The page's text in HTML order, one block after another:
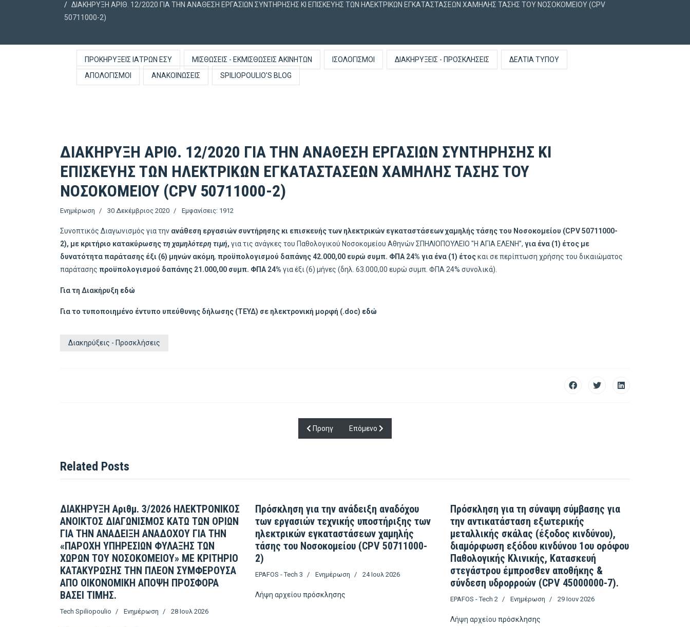
ΔΙΑΚΗΡΥΞΗ ΑΡΙΘ. 12/2020 ΓΙΑ ΤΗΝ ΑΝΑΘΕΣΗ ΕΡΓΑΣΙΩΝ ΣΥΝΤΗΡΗΣΗΣ ΚΙ ΕΠΙΣΚΕΥΗΣ ΤΩΝ ΗΛΕΚΤΡΙΚΩΝ ΕΓΚΑΤΑΣΤΑΣΕΩΝ ΧΑΜΗΛΗΣ ΤΑΣΗΣ ΤΟΥ ΝΟΣΟΚΟΜΕΙΟΥ (CPV
50711000-2)
ΠΡΟΚΗΡΎΞΕΙΣ ΙΑΤΡΏΝ ΕΣΥ ΜΙΣΘΏΣΕΙΣ - ΕΚΜΙΣΘΏΣΕΙΣ ΑΚΙΝΉΤΩΝ ΙΣΟΛΟΓΙΣΜΟΊ ΔΙΑΚΗΡΎΞΕΙΣ - ΠΡΟΣΚΛΉΣΕΙΣ
ΔΕΛΤΊΑ ΤΎΠΟΥ
ΑΠΟΛΟΓΙΣΜΟΊ
ΑΝΑΚΟΙΝΏΣΕΙΣ SPILIOPOULIO’S BLOG
ΔΙΑΚΗΡΥΞΗ ΑΡΙΘ. 12/2020 ΓΙΑ ΤΗΝ ΑΝΑΘΕΣΗ ΕΡΓΑΣΙΩΝ ΣΥΝΤΗΡΗΣΗΣ ΚΙ
ΕΠΙΣΚΕΥΗΣ ΤΩΝ ΗΛΕΚΤΡΙΚΩΝ ΕΓΚΑΤΑΣΤΑΣΕΩΝ ΧΑΜΗΛΗΣ ΤΑΣΗΣ ΤΟΥ
ΝΟΣΟΚΟΜΕΙΟΥ (CPV 50711000-2)
Ενημέρωση 30 Δεκέμβριος 2020 Εμφανίσεις: 1912
Συνοπτικός Διαγωνισμός για την ανάθεση εργασιών συντήρησης κι επισκευής των ηλεκτρικών εγκαταστάσεων χαμηλής τάσης του Νοσοκομείου (CPV 50711000-
2), με κριτήριο κατακύρωσηςτη χαμηλότερη τιμή, για τις ανάγκες του Παθολογικού Νοσοκομείου Αθηνών ΣΠΗΛΙΟΠΟΥΛΕΙΟ "Η ΑΓΙΑ ΕΛΕΝΗ", για ένα (1) έτος με
δυνατότητα παράτασης έξι (6) μηνών ακόμη, προϋπολογισμού δαπάνης42.000,00 ευρώ συμπ. ΦΠΑ 24% για ένα (1) έτοςκαι σε περίπτωση χρήσης του δικαιώματος
παράτασης προϋπολογισμού δαπάνης 21.000,00 συμπ. ΦΠΑ 24% για έξι (6) μήνες (δηλ. 63.000,00 ευρώ συμπ. ΦΠΑ 24% συνολικά).
Για τη Διακήρυξη εδώ
Για το τυποποιημένο έντυπο υπεύθυνης δήλωσης (ΤΕΥΔ) σε ηλεκτρονική μορφή (.doc) εδώ
Διακηρύξεις - Προσκλήσεις
Προηγούμενο άρθρο: ΔΙΑΚΗΡΥΞΗ ΑΡΙΘ. 1/2021 ΓΙΑ ΤΗΝ ΑΝΑΘΕΣΗ ΤΩΝ ΕΡΓΑΣΙΩΝ ΚΑΘΑΡΙΟΤΗΤΑΣ ΤΩΝ ΧΩΡΩΝ ΤΟΥ
Προηγ Επόμενο άρθρο: ΔΙΑΚΗΡΥΞΗ ΑΡΙΘ. 11/2020 ΓΙΑ ΤΗΝ ΠΡΟΜΗΘΕΙΑ ΓΝΗΣΙΩΝ ΜΕΛΑΝΙΩΝ -ΤΟΝΕΡ (CPV
Επόμενο
Related Posts
ΔΙΑΚΗΡΥΞΗ Αριθμ. 3/2026 ΗΛΕΚΤΡΟΝΙΚΟΣ
ΑΝΟΙΚΤΟΣ ΔΙΑΓΩΝΙΣΜΟΣ ΚΑΤΩ ΤΩΝ ΟΡΙΩΝ
ΓΙΑ ΤΗΝ ΑΝΑΔΕΙΞΗ ΑΝΑΔΟΧΟΥ ΓΙΑ ΤΗΝ
«ΠΑΡΟΧΗ ΥΠΗΡΕΣΙΩΝ ΦΥΛΑΞΗΣ ΤΩΝ
ΧΩΡΩΝ ΤΟΥ ΝΟΣΟΚΟΜΕΙΟΥ» ΜΕ ΚΡΙΤΗΡΙΟ
ΚΑΤΑΚΥΡΩΣΗΣ ΤΗΝ ΠΛΕΟΝ ΣΥΜΦΕΡΟΥΣΑ
ΑΠΟ ΟΙΚΟΝΟΜΙΚΗ ΑΠΟΨΗ ΠΡΟΣΦΟΡΑ
ΒΑΣΕΙ ΤΙΜΗΣ.
Tech Spiliopoulio Ενημέρωση 28 Ιουλ 2026
Πρόσκληση για την ανάδειξη αναδόχου
των εργασιών τεχνικής υποστήριξης των
ηλεκτρικών εγκαταστάσεων χαμηλής
τάσης του Νοσοκομείου (CPV 50711000-
2)
EPAFOS - Tech 3 Ενημέρωση 24 Ιουλ 2026
Λήψη αρχείου πρόσκλησης
Πρόσκληση για τη σύναψη σύμβασης για
την αντικατάσταση εξωτερικής
μεταλλικής σκάλας (έξοδος κινδύνου),
διαμόρφωση εξόδου κινδύνου 1ου ορόφου
Παθολογικής Κλινικής, Κατασκευή
στεγάστρου έμπροσθεν αποθήκης &
σύνδεση υδρορροών (CPV 45000000-7).
EPAFOS - Tech 2 Ενημέρωση 29 Ιουν 2026
Λήψη αρχείου πρόσκλησης